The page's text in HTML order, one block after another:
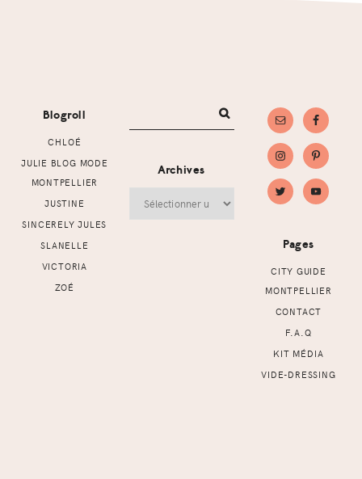
Blogroll
CHLOÉ
JULIE BLOG MODE
MONTPELLIER
JUSTINE
SINCERELY JULES
SLANELLE
VICTORIA
ZOÉ
Archives
Pages
CITY GUIDE
MONTPELLIER
CONTACT
F.A.Q
KIT MÉDIA
VIDE-DRESSING